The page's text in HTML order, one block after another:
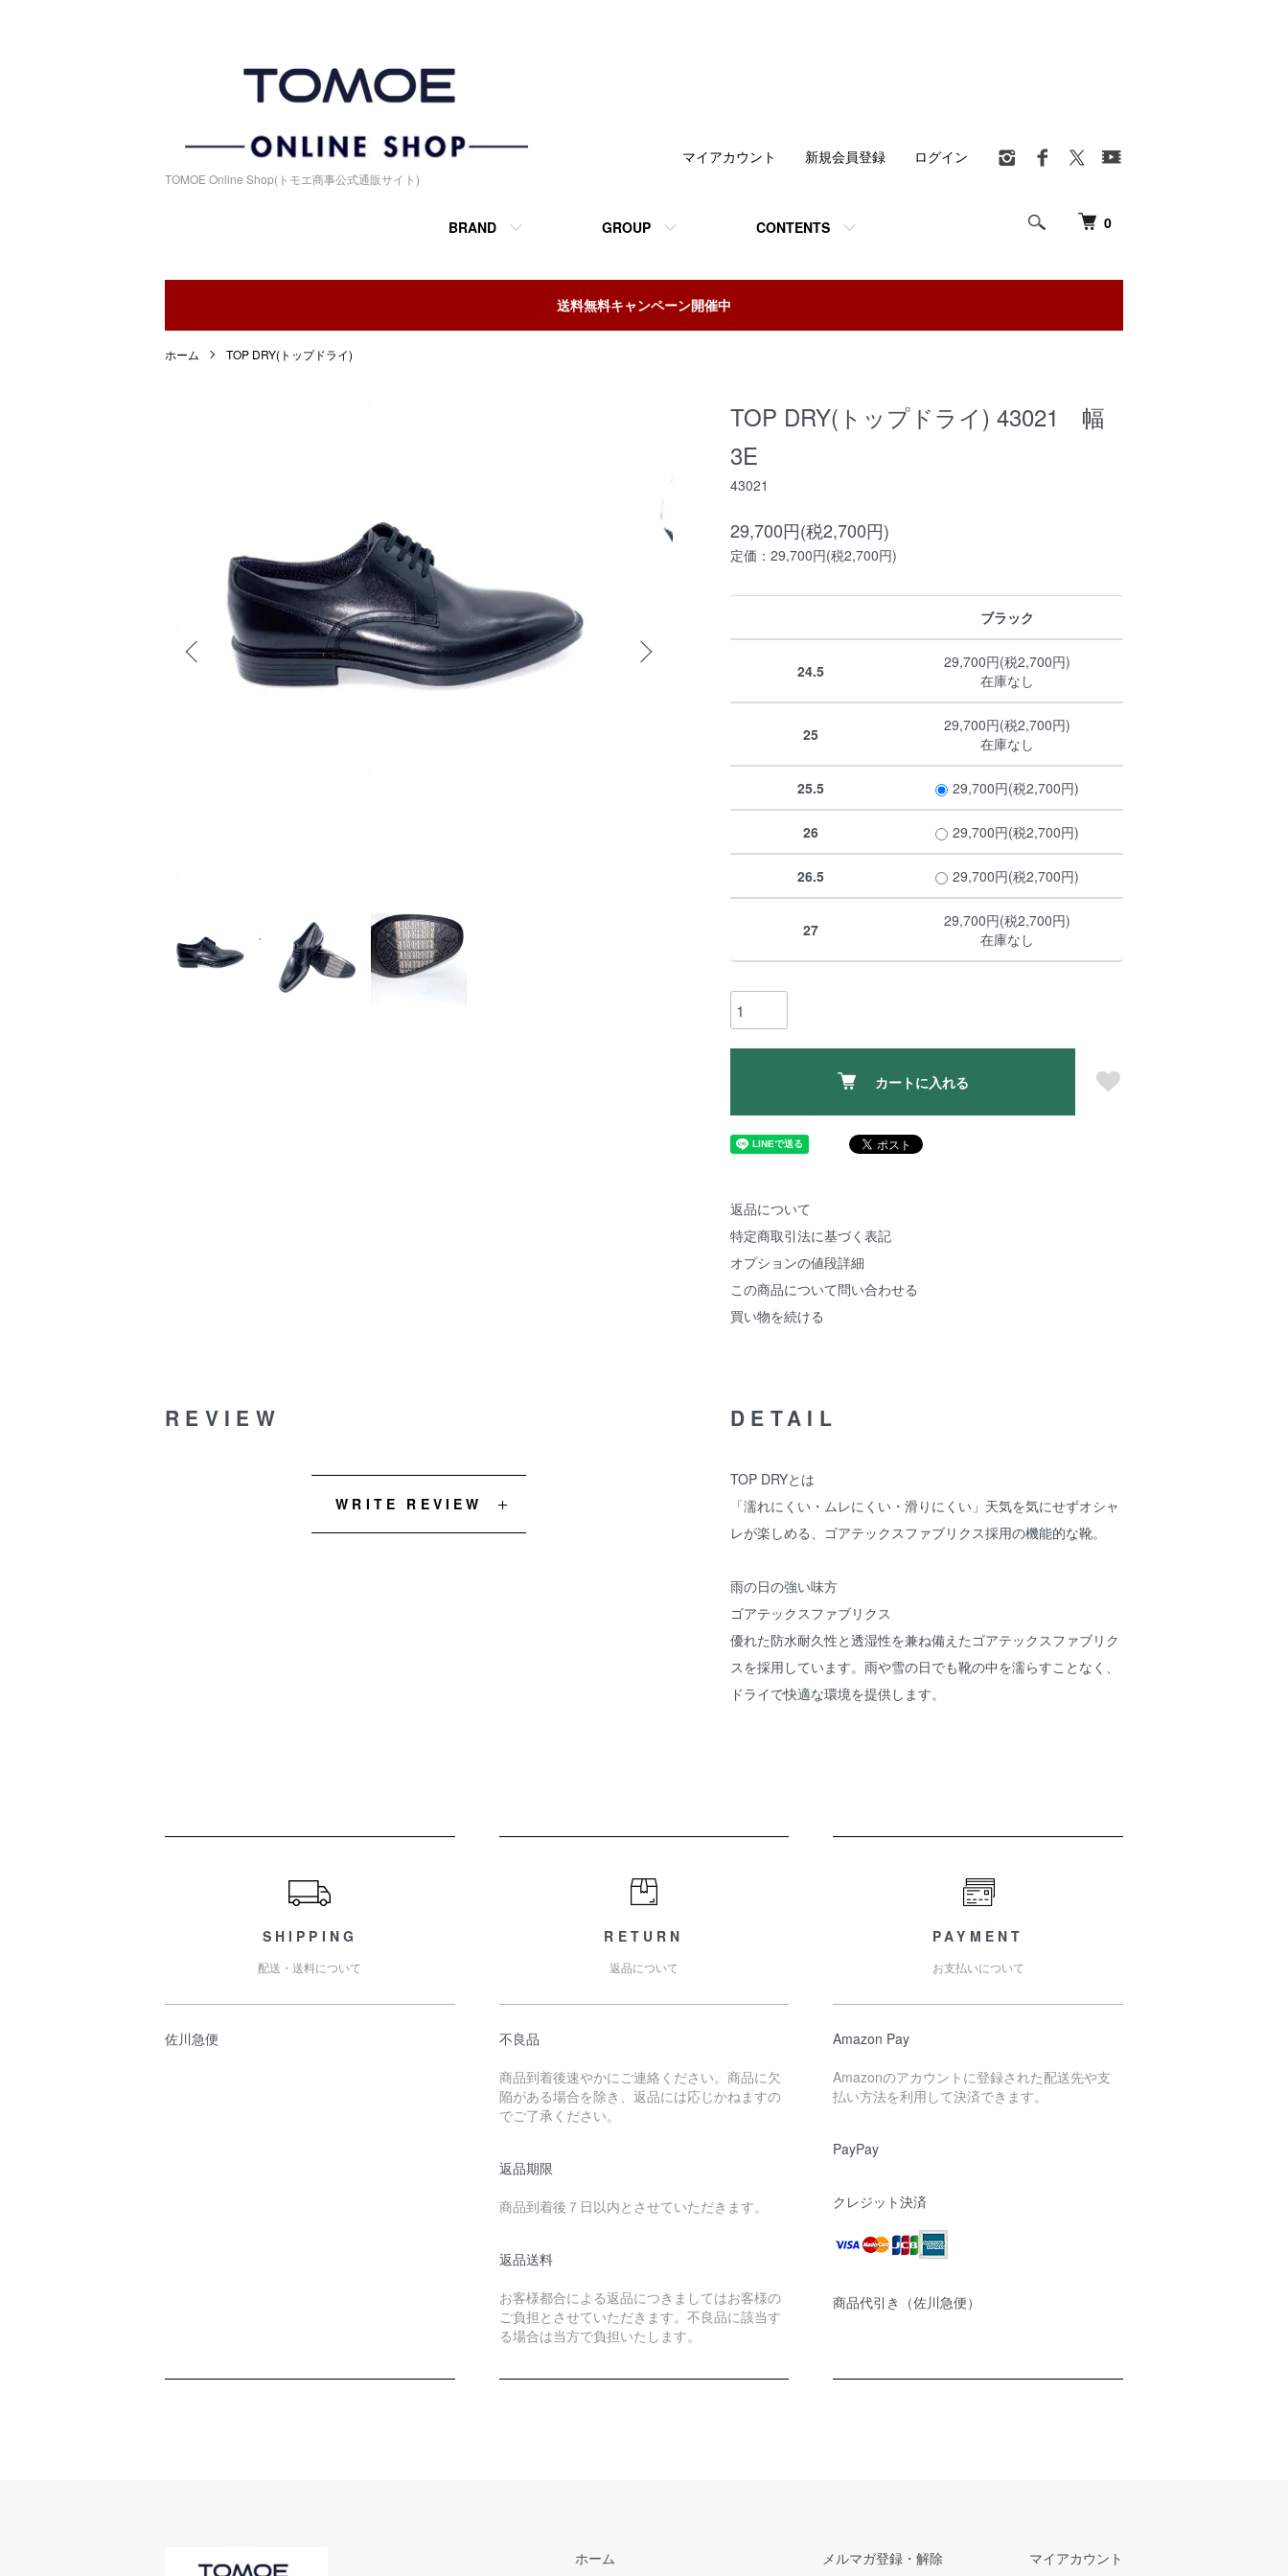
TOMOE Online Shop(トモエ商事公式通販サイト)
0
BRAND GROUP CONTENTS
マイアカウント 新規会員登録 ログイン
送料無料キャンペーン開催中
ホーム TOP DRY(トップドライ)
TOP DRY(トップドライ) 43021 幅
3E
43021
29,700円(税2,700円)
定価：29,700円(税2,700円)
ブラック
24.5
29,700円(税2,700円)
在庫なし
25
29,700円(税2,700円)
在庫なし
25.5 29,700円(税2,700円)
26 29,700円(税2,700円)
26.5 29,700円(税2,700円)
27
29,700円(税2,700円)
在庫なし
カートに入れる
返品について
特定商取引法に基づく表記
オプションの値段詳細
この商品について問い合わせる
買い物を続ける
DETAIL
TOP DRYとは
「濡れにくい・ムレにくい・滑りにくい」天気を気にせずオシャ
レが楽しめる、ゴアテックスファブリクス採用の機能的な靴。
雨の日の強い味方
ゴアテックスファブリクス
優れた防水耐久性と透湿性を兼ね備えたゴアテックスファブリク
スを採用しています。雨や雪の日でも靴の中を濡らすことなく、
ドライで快適な環境を提供します。
REVIEW
WRITE REVIEW
SHIPPING
配送・送料について
佐川急便
RETURN
返品について
不良品
商品到着後速やかにご連絡ください。商品に欠
陥がある場合を除き、返品には応じかねますの
でご了承ください。
返品期限
商品到着後７日以内とさせていただきます。
返品送料
お客様都合による返品につきましてはお客様の
ご負担とさせていただきます。不良品に該当す
る場合は当方で負担いたします。
PAYMENT
お支払いについて
Amazon Pay
Amazonのアカウントに登録された配送先や支
払い方法を利用して決済できます。
PayPay
クレジット決済
商品代引き（佐川急便）
ホーム メルマガ登録・解除 マイアカウント